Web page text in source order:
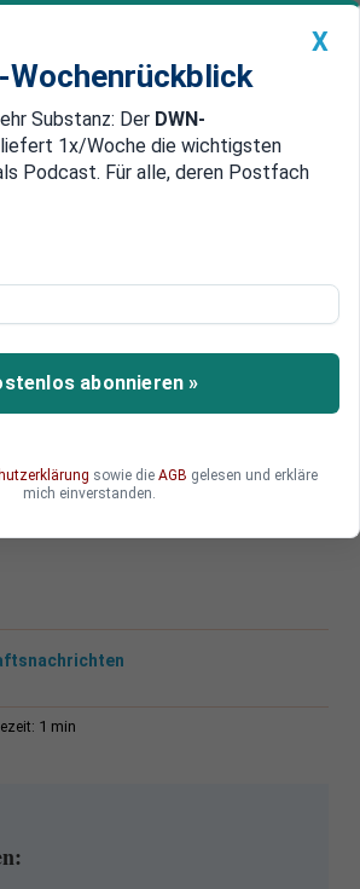
DWN: Geldanlage Premium
DWN-Magazin China
bei der FDP
der
ist gegen eine
in Europa
die EU deutlich skeptischer
Wähler sind längst nicht mehr so
Idee einer stärkeren
1 min
X
Wochenrückblick
Substanz: Der DWN-
liefert 1x/Woche die wichtigsten
Podcast. Für alle, deren Postfach
abonnieren »
sowie die AGB gelesen und erkläre
mich einverstanden.